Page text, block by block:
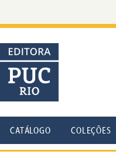
CATÁLOGO COLEÇÕES